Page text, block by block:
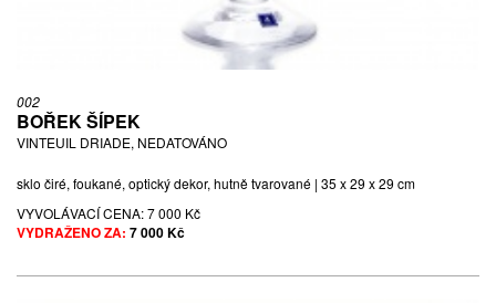
002
BOŘEK ŠÍPEK
VINTEUIL DRIADE, NEDATOVÁNO
sklo čiré, foukané, optický dekor, hutně tvarované | 35 x 29 x 29 cm
VYVOLÁVACÍ CENA:7 000 Kč
VYDRAŽENO ZA: 7 000 Kč